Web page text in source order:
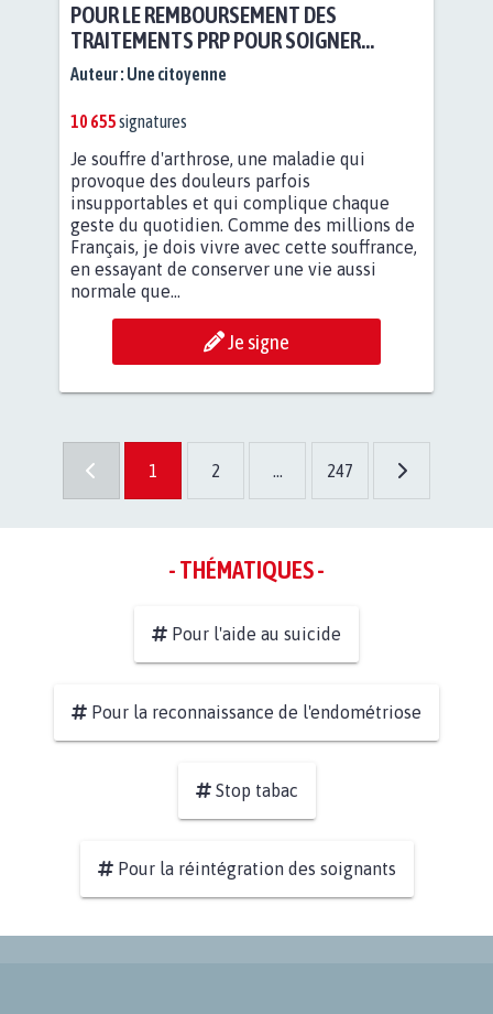
POUR LE REMBOURSEMENT DES
TRAITEMENTS PRP POUR SOIGNER
L'ARTHROSE !
Auteur : Une citoyenne
10 655signatures
Je souffre d'arthrose, une maladie qui
provoque des douleurs parfois
insupportables et qui complique chaque
geste du quotidien. Comme des millions de
Français, je dois vivre avec cette souffrance,
en essayant de conserver une vie aussi
normale que...
Je signe
1 2 ... 247
- THÉMATIQUES -
Pour l'aide au suicide
Pour la reconnaissance de l'endométriose
Stop tabac
Pour la réintégration des soignants